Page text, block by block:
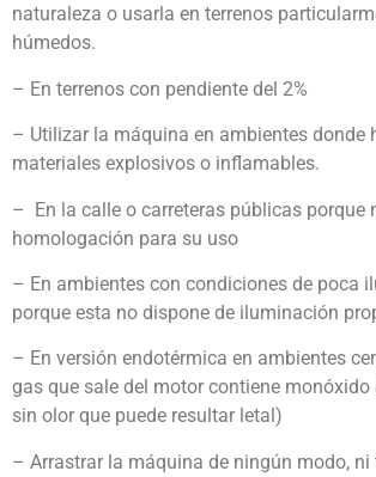
naturaleza o usarla en terrenos
húmedos.
– En terrenos con pendiente del 2%
– Utilizar la máquina en ambientes donde
materiales explosivos o inflamables.
– En la calle o carreteras públicas porque
homologación para su uso
– En ambientes con condiciones de poca
porque esta no dispone de iluminación
– En versión endotérmica en ambientes
gas que sale del motor contiene monóxido
sin olor que puede resultar letal)
– Arrastrar la máquina de ningún modo,